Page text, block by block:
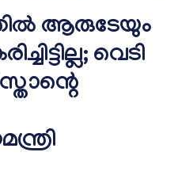
ആരുടേയും
വെടി